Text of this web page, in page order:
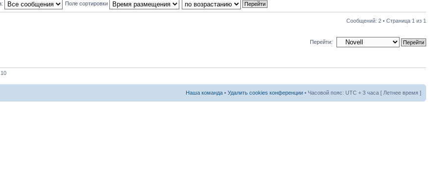
Поле сортировки
Сообщений: 2 • Страница 1 из 1
Перейти:
Наша команда • Удалить cookies конференции • Часовой пояс: UTC + 3 часа [ Летнее время ]